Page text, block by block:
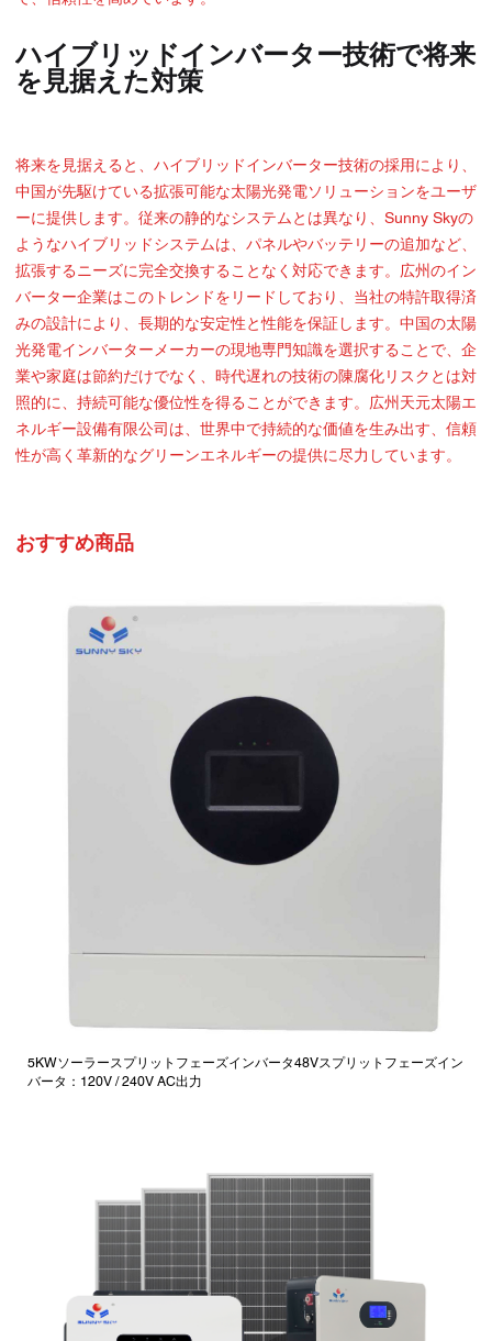
ハイブリッドインバーター技術で将来
を見据えた対策
将来を見据えると、ハイブリッドインバーター技術の採用により、
中国が先駆けている拡張可能な太陽光発電ソリューションをユーザ
ーに提供します。従来の静的なシステムとは異なり、Sunny Skyの
ようなハイブリッドシステムは、パネルやバッテリーの追加など、
拡張するニーズに完全交換することなく対応できます。広州のイン
バーター企業はこのトレンドをリードしており、当社の特許取得済
みの設計により、長期的な安定性と性能を保証します。中国の太陽
光発電インバーターメーカーの現地専門知識を選択することで、企
業や家庭は節約だけでなく、時代遅れの技術の陳腐化リスクとは対
照的に、持続可能な優位性を得ることができます。広州天元太陽エ
ネルギー設備有限公司は、世界中で持続的な価値を生み出す、信頼
性が高く革新的なグリーンエネルギーの提供に尽力しています。
おすすめ商品
5KWソーラースプリットフェーズインバータ48Vスプリットフェーズイン
バータ：120V / 240V AC出力